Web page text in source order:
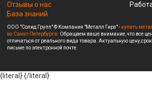
Отзывы о нас
База знаний
ООО "Солид Групп" © Компания "Металл Гирз" - купить
из Санкт-Петербурга. Обращаем ваше внимание, что все
отличаться от реального вида товара. Актуальную
письме по электронной почте.
{literal}{/literal}